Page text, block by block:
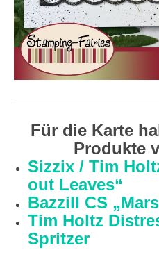
Für die Karte
Produkte
Sizzix / Tim
out Leaves“
Bazzill CS
Tim Holtz
Spritzer